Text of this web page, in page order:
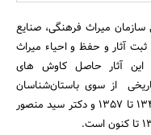
میراث فرهنگی، صنایع
آثار و حفظ و احیاء میراث
این آثار حاصل کاوش های
از سوی باستان‌شناسان
ایتالیایی به سرپرستی موریتزیو توزی از سال 1346 تا 1357 و دکتر سید منصور